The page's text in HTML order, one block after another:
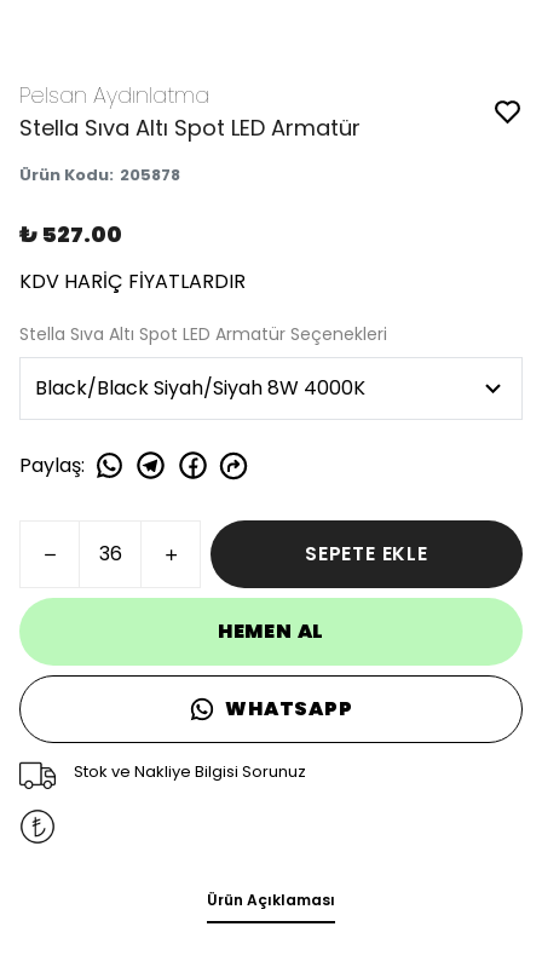
Pelsan Aydınlatma
Stella Sıva Altı Spot LED Armatür
Ürün Kodu: 205878
₺ 527.00
KDV HARİÇ FİYATLARDIR
Stella Sıva Altı Spot LED Armatür Seçenekleri
Paylaş:
SEPETE EKLE
HEMEN AL
WHATSAPP
Stok ve Nakliye Bilgisi Sorunuz
Ürün Açıklaması